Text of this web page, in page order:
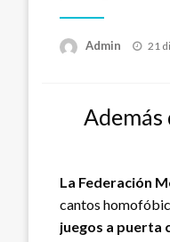
Admin 21
Además
La Federación
cantos
juegos a puerta